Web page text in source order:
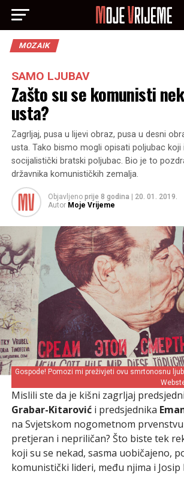
MOZAIK
SAMO LJUBAV
Zašto su se komunisti
usta?
Zagrljaj, pusa u lijevi obraz, pusa u desni
usta. Tako bismo mogli opisati poljubac koji
socijalistički bratski poljubac. Bio je to
državnika komunističkih zemalja.
Objavljeno prije 8 godina
20. 01. 2019.
Autor Moje Vrijeme
Gospode! Pomozi mi preživjeti ovu smrtonosnu
Mislili ste da je kišni zagrljaj
Grabar-Kitarovići predsjednika
na Svjetskom nogometnom
pretjeran i nepriličan? Što biste tek
koji su se nekad, sasma uobičajeno,
komunistički lideri, među njima i Josip